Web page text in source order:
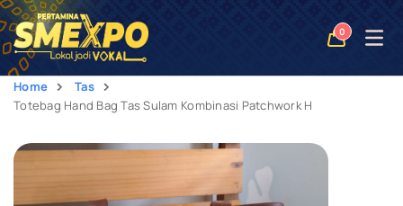
0
Open
Home
Tas
Totebag Hand Bag Tas Sulam Kombinasi Patchwork H